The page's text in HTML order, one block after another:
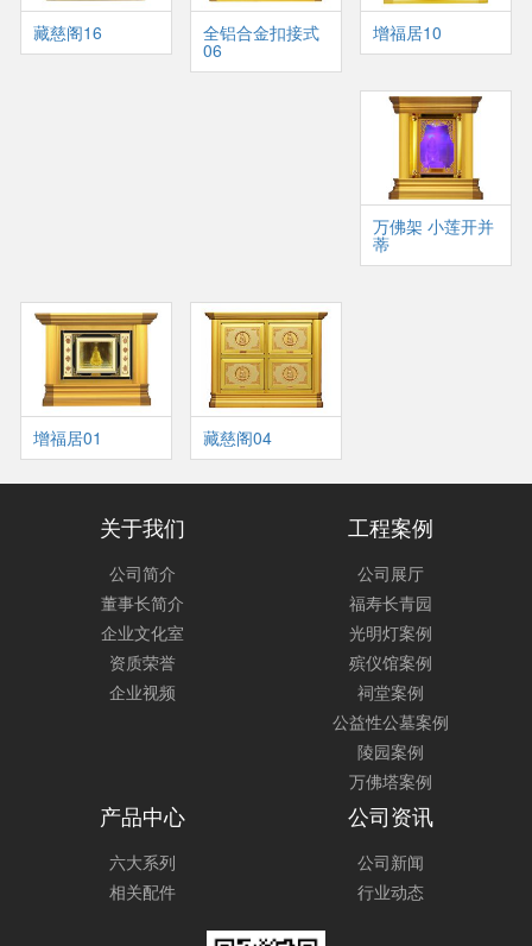
藏慈阁16 全铝合金扣接式
06
增福居10
万佛架 小莲开并
蒂
增福居01 藏慈阁04
关于我们
公司简介
董事长简介
企业文化室
资质荣誉
企业视频
工程案例
公司展厅
福寿长青园
光明灯案例
殡仪馆案例
祠堂案例
公益性公墓案例
陵园案例
万佛塔案例
产品中心
六大系列
相关配件
公司资讯
公司新闻
行业动态